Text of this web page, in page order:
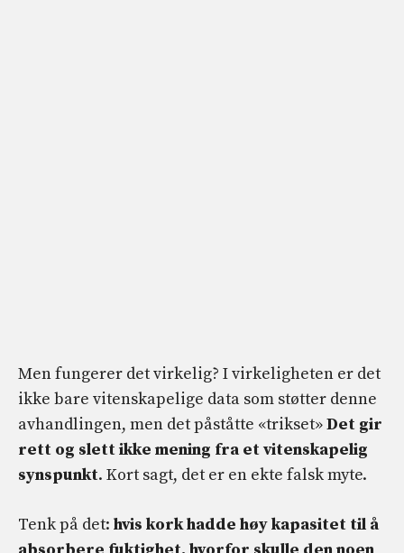
Men fungerer det virkelig? I virkeligheten er det
ikke bare vitenskapelige data som støtter denne
avhandlingen, men det påståtte «trikset»Det gir
rett og slett ikke mening fra et vitenskapelig
synspunkt. Kort sagt, det er en ekte falsk myte.
Tenk på det: hvis kork hadde høy kapasitet til å